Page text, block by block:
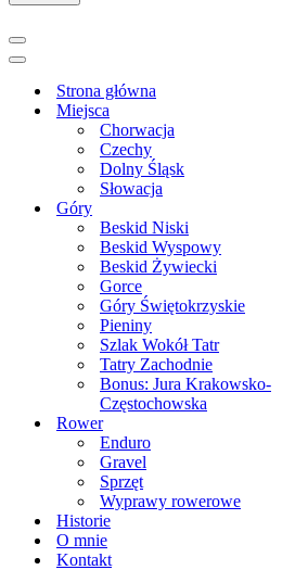
Menu
nawigacji
Menu
nawigacjiStrona główna
Miejsca
Chorwacja
Czechy
Dolny Śląsk
Słowacja
Góry
Beskid Niski
Beskid Wyspowy
Beskid Żywiecki
Gorce
Góry Świętokrzyskie
Pieniny
Szlak Wokół Tatr
Tatry Zachodnie
Bonus: Jura Krakowsko-
Częstochowska
Rower
Enduro
Gravel
Sprzęt
Wyprawy rowerowe
Historie
O mnie
Kontakt